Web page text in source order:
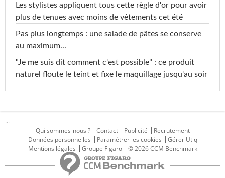
Les stylistes appliquent tous cette règle d'or pour avoir
plus de tenues avec moins de vêtements cet été
Pas plus longtemps : une salade de pâtes se conserve
au maximum...
"Je me suis dit comment c'est possible" : ce produit
naturel floute le teint et fixe le maquillage jusqu'au soir
...
Qui sommes-nous ?
Contact Publicité
Recrutement
Données personnelles
Paramétrer les cookies
Gérer Utiq
Mentions légales
Groupe Figaro © 2026 CCM Benchmark